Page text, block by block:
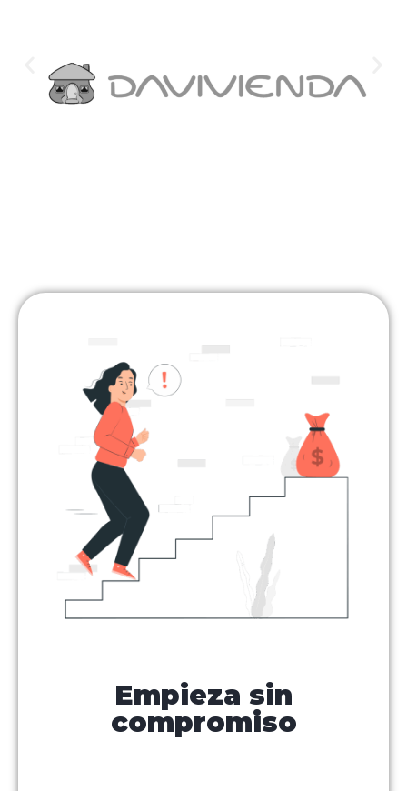
Empieza sin
compromiso